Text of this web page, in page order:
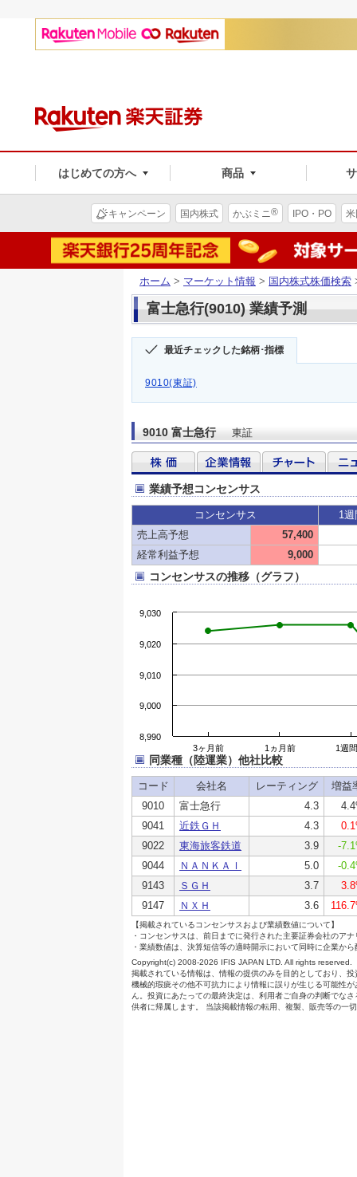
はじめての方へ 商品
キャンペーン 国内株式 かぶミニ® IPO・PO
ホーム > マーケット情報 > 国内株式株価検索
富士急行(9010) 業績予測
最近チェックした銘柄･指標
9010(東証)
9010 富士急行 東証